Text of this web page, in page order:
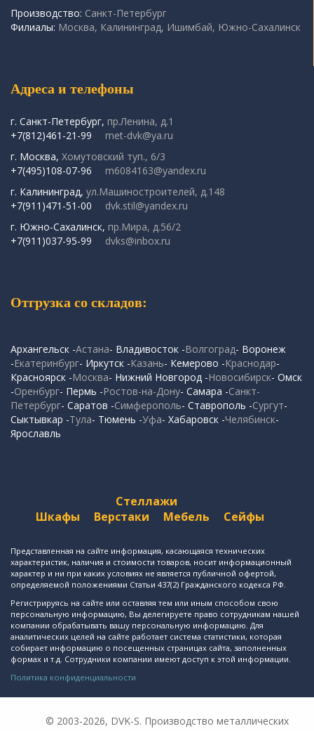
Производство: Санкт-Петербург
Филиалы: Москва, Калининград, Ишимбай, Южно-Сахалинск
Адреса и телефоны
г. Санкт-Петербург, пр.Ленина, д.1
+7(812)461-21-99
met-dvk@ya.ru
г. Москва, Хомутовский туп., 6/3
+7(495)108-07-96
m6084163@yandex.ru
г. Калининград, ул.Машиностроителей, д.148
+7(911)471-51-00
dvk.stil@yandex.ru
г. Южно-Сахалинск, пр.Мира, д.56/2
+7(911)037-95-99
dvks@inbox.ru
Отгрузка со складов:
Архангельск -Астана- Владивосток -Волгоград- Воронеж
-Екатеринбург- Иркутск -Казань- Кемерово -Краснодар-
Красноярск -Москва- Нижний Новгород -Новосибирск- Омск
-Оренбург- Пермь -Ростов-на-Дону- Самара -Санкт-
Петербург- Саратов -Симферополь- Ставрополь -Сургут-
Сыктывкар -Тула- Тюмень -Уфа- Хабаровск -Челябинск-
Ярославль
Стеллажи
Шкафы
Верстаки Мебель Сейфы
Представленная на сайте информация, касающаяся технических
характеристик, наличия и стоимости товаров, носит информационный
характер и ни при каких условиях не является публичной офертой,
определяемой положениями Статьи 437(2) Гражданского кодекса РФ.
Регистрируясь на сайте или оставляя тем или иным способом свою
персональную информацию, Вы делегируете право сотрудникам нашей
компании обрабатывать вашу персональную информацию. Для
аналитических целей на сайте работает система статистики, которая
собирает информацию о посещенных страницах сайта, заполненных
формах и т.д. Сотрудники компании имеют доступ к этой информации.
Политика конфиденциальности
© 2003-2026, DVK-S. Производство металлических